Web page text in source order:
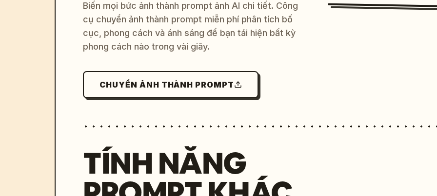
Biến mọi bức ảnh thành prompt ảnh AI chi tiết. Công
cụ chuyển ảnh thành prompt miễn phí phân tích bố
cục, phong cách và ánh sáng để bạn tái hiện bất kỳ
phong cách nào trong vài giây.
CHUYỂN ẢNH THÀNH PROMPT
TÍNH NĂNG